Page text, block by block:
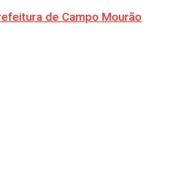
de Campo Mourão